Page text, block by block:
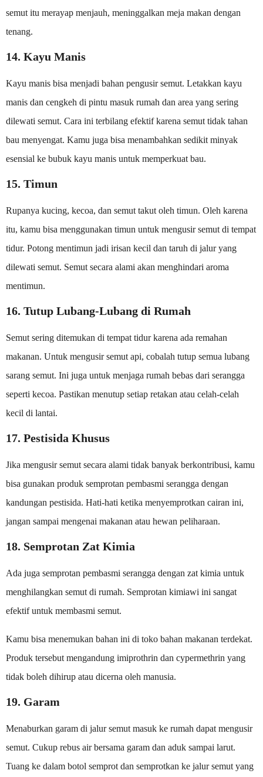
semut itu merayap menjauh, meninggalkan meja makan dengan
tenang.
14. Kayu Manis
Kayu manis bisa menjadi bahan pengusir semut. Letakkan kayu
manis dan cengkeh di pintu masuk rumah dan area yang sering
dilewati semut. Cara ini terbilang efektif karena semut tidak tahan
bau menyengat. Kamu juga bisa menambahkan sedikit minyak
esensial ke bubuk kayu manis untuk memperkuat bau.
15. Timun
Rupanya kucing, kecoa, dan semut takut oleh timun. Oleh karena
itu, kamu bisa menggunakan timun untuk mengusir semut di tempat
tidur. Potong mentimun jadi irisan kecil dan taruh di jalur yang
dilewati semut. Semut secara alami akan menghindari aroma
mentimun.
16. Tutup Lubang-Lubang di Rumah
Semut sering ditemukan di tempat tidur karena ada remahan
makanan. Untuk mengusir semut api, cobalah tutup semua lubang
sarang semut. Ini juga untuk menjaga rumah bebas dari serangga
seperti kecoa. Pastikan menutup setiap retakan atau celah-celah
kecil di lantai.
17. Pestisida Khusus
Jika mengusir semut secara alami tidak banyak berkontribusi, kamu
bisa gunakan produk semprotan pembasmi serangga dengan
kandungan pestisida. Hati-hati ketika menyemprotkan cairan ini,
jangan sampai mengenai makanan atau hewan peliharaan.
18. Semprotan Zat Kimia
Ada juga semprotan pembasmi serangga dengan zat kimia untuk
menghilangkan semut di rumah. Semprotan kimiawi ini sangat
efektif untuk membasmi semut.
Kamu bisa menemukan bahan ini di toko bahan makanan terdekat.
Produk tersebut mengandung imiprothrin dan cypermethrin yang
tidak boleh dihirup atau dicerna oleh manusia.
19. Garam
Menaburkan garam di jalur semut masuk ke rumah dapat mengusir
semut. Cukup rebus air bersama garam dan aduk sampai larut.
Tuang ke dalam botol semprot dan semprotkan ke jalur semut yang